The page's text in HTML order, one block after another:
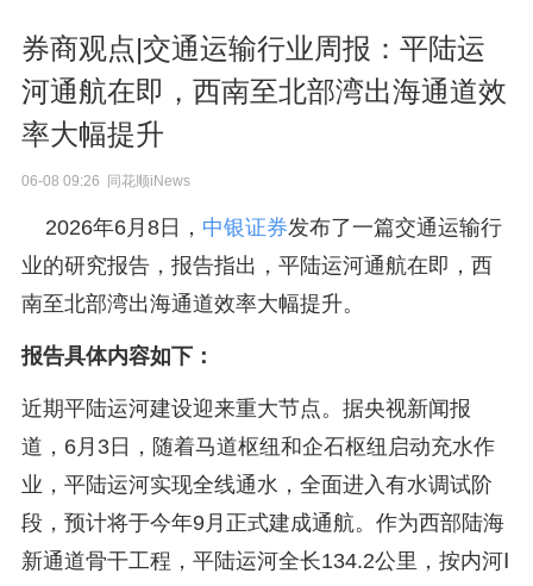
券商观点|交通运输行业周报：平陆运
河通航在即，西南至北部湾出海通道效
率大幅提升
06-08 09:26 同花顺iNews
2026年6月8日， 中银证券发布了一篇交通运输行
业的研究报告，报告指出，平陆运河通航在即，西
南至北部湾出海通道效率大幅提升。
报告具体内容如下：
近期平陆运河建设迎来重大节点。据央视新闻报
道，6月3日，随着马道枢纽和企石枢纽启动充水作
业，平陆运河实现全线通水，全面进入有水调试阶
段，预计将于今年9月正式建成通航。作为西部陆海
新通道骨干工程，平陆运河全长134.2公里，按内河Ⅰ